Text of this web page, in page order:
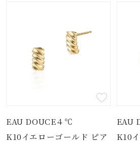
EAU DOUCE４℃
K10イエローゴールド ピア
EAU
K10